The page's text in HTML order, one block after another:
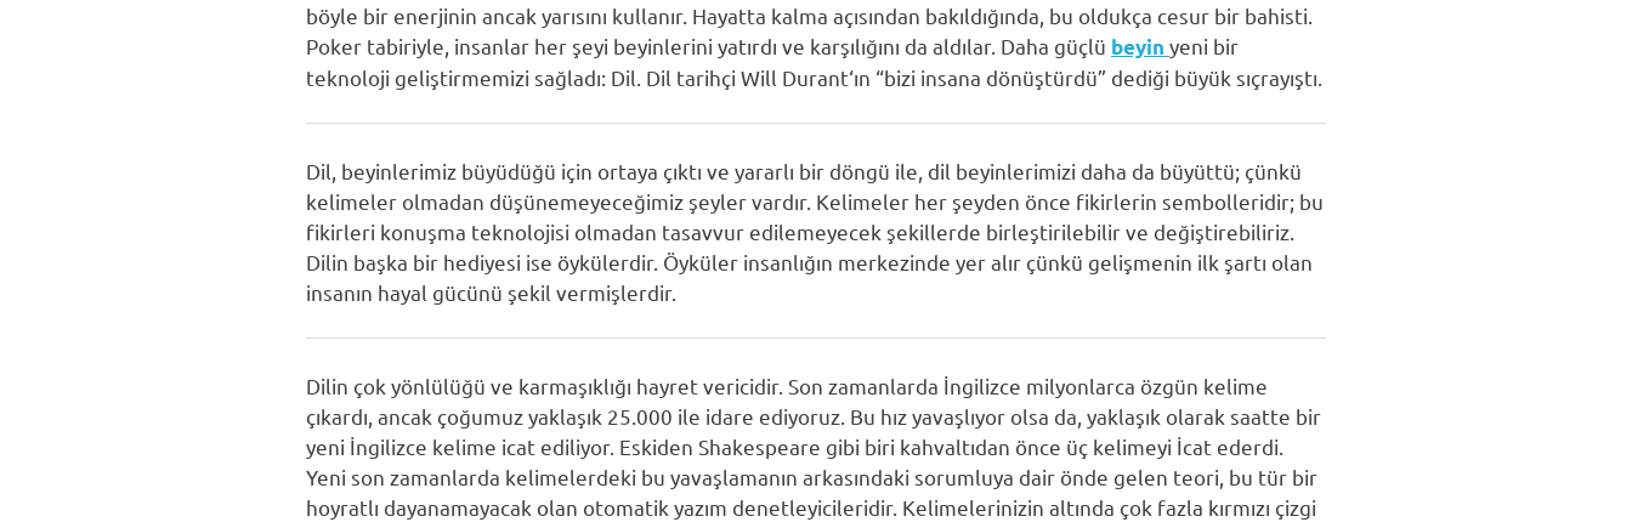
böyle bir enerjinin ancak yarısını kullanır. Hayatta kalma açısından bakıldığında, bu oldukça cesur bir bahisti.
Poker tabiriyle, insanlar her şeyi beyinlerini yatırdı ve karşılığını da aldılar. Daha güçlü beyin yeni bir
teknoloji geliştirmemizi sağladı: Dil. Dil tarihçi Will Durant‘ın “bizi insana dönüştürdü” dediği büyük sıçrayıştı.
Dil, beyinlerimiz büyüdüğü için ortaya çıktı ve yararlı bir döngü ile, dil beyinlerimizi daha da büyüttü; çünkü
kelimeler olmadan düşünemeyeceğimiz şeyler vardır. Kelimeler her şeyden önce fikirlerin sembolleridir; bu
fikirleri konuşma teknolojisi olmadan tasavvur edilemeyecek şekillerde birleştirilebilir ve değiştirebiliriz.
Dilin başka bir hediyesi ise öykülerdir. Öyküler insanlığın merkezinde yer alır çünkü gelişmenin ilk şartı olan
insanın hayal gücünü şekil vermişlerdir.
Dilin çok yönlülüğü ve karmaşıklığı hayret vericidir. Son zamanlarda İngilizce milyonlarca özgün kelime
çıkardı, ancak çoğumuz yaklaşık 25.000 ile idare ediyoruz. Bu hız yavaşlıyor olsa da, yaklaşık olarak saatte bir
yeni İngilizce kelime icat ediliyor. Eskiden Shakespeare gibi biri kahvaltıdan önce üç kelimeyi İcat ederdi.
Yeni son zamanlarda kelimelerdeki bu yavaşlamanın arkasındaki sorumluya dair önde gelen teori, bu tür bir
hoyratlı dayanamayacak olan otomatik yazım denetleyicileridir. Kelimelerinizin altında çok fazla kırmızı çizgi